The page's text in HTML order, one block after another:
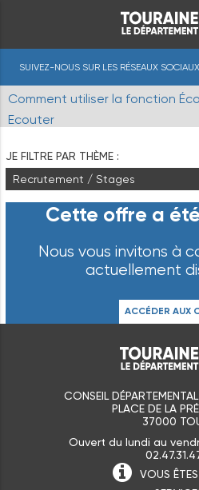
SUIVEZ-NOUS SUR LES RÉSEAUX SOCIAUX
Comment utiliser la fonction
Ecouter
JE FILTRE PAR THÈME :
Cette offre a
Nous vous invitons à
actuellement
ACCÉDER AUX
CONSEIL
PLACE DE LA
37000
Ouvert du lundi au
VOUS ÊTES